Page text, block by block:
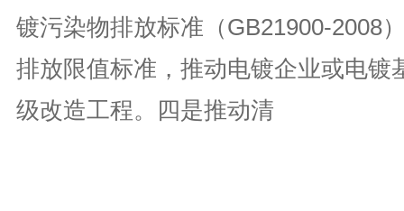
镀污染物排放标准（GB21900-2008
排放限值标准，推动电镀企业或电镀
级改造工程。四是推动清